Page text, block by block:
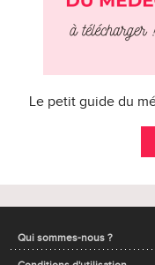
Le petit guide du
Qui sommes-nous ?